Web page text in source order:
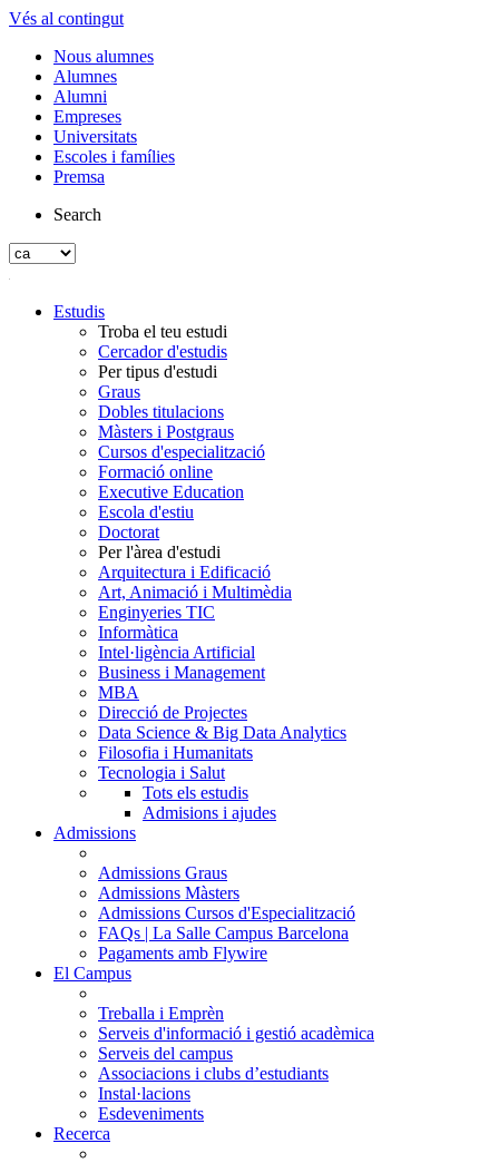
Vés al contingut
Nous alumnes
Alumnes
Alumni
Empreses
Universitats
Escoles i famílies
Premsa
Search
Estudis
Troba el teu estudi
Cercador d'estudis
Per tipus d'estudi
Graus
Dobles titulacions
Màsters i Postgraus
Cursos d'especialització
Formació online
Executive Education
Escola d'estiu
Doctorat
Per l'àrea d'estudi
Arquitectura i Edificació
Art, Animació i Multimèdia
Enginyeries TIC
Informàtica
Intel·ligència Artificial
Business i Management
MBA
Direcció de Projectes
Data Science & Big Data Analytics
Filosofia i Humanitats
Tecnologia i Salut
Tots els estudis
Admisions i ajudes
Admissions
Admissions Graus
Admissions Màsters
Admissions Cursos d'Especialització
FAQs | La Salle Campus Barcelona
Pagaments amb Flywire
El Campus
Treballa i Emprèn
Serveis d'informació i gestió acadèmica
Serveis del campus
Associacions i clubs d’estudiants
Instal·lacions
Esdeveniments
Recerca